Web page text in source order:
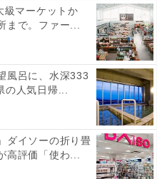
級マーケットか
まで。ファー...
風呂に、水深333
人気日帰...
ダイソーの折り畳
高評価「使わ...